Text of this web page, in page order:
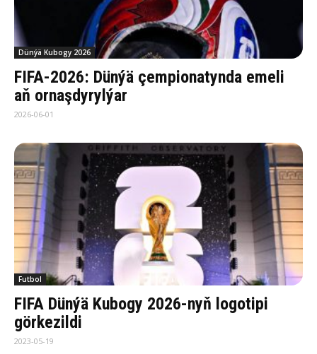
Dünýä Kubogy 2026
FIFA-2026: Dünýä çempionatynda emeli
aň ornaşdyrylýar
2026-06-01
Futbol
FIFA Dünýä Kubogy 2026-nyň logotipi
görkezildi
2023-05-19